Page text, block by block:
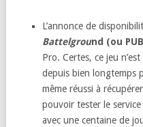
L’annonce de
Battelground (ou
Pro. Certes, ce jeu
depuis bien longtemps
même réussi à
pouvoir tester le
avec une centaine de